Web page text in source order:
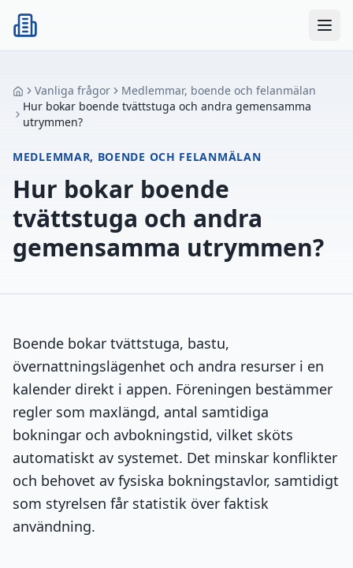
Vanliga frågor
Medlemmar, boende och felanmälan
Hur bokar boende tvättstuga och andra gemensamma
utrymmen?
MEDLEMMAR, BOENDE OCH FELANMÄLAN
Hur bokar boende
tvättstuga och andra
gemensamma utrymmen?
Boende bokar tvättstuga, bastu,
övernattningslägenhet och andra resurser i en
kalender direkt i appen. Föreningen bestämmer
regler som maxlängd, antal samtidiga
bokningar och avbokningstid, vilket sköts
automatiskt av systemet. Det minskar konflikter
och behovet av fysiska bokningstavlor, samtidigt
som styrelsen får statistik över faktisk
användning.